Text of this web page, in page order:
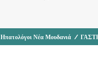
Ηπατολόγοι Νέα Μουδανιά /